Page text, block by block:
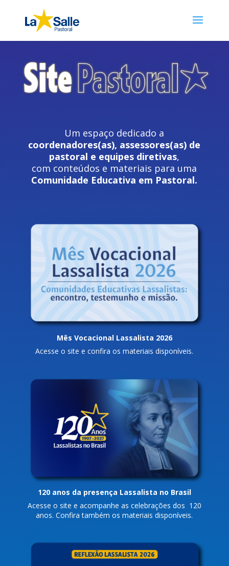
Um espaço dedicado a
coordenadores(as), assessores(as) de
pastoral e equipes diretivas,
com conteúdos e materiais para uma
Comunidade Educativa em Pastoral.
Mês Vocacional Lassalista 2026
Acesse o site e confira os materiais disponíveis.
120 anos da presença Lassalista no Brasil
Acesse o site e acompanhe as celebrações dos 120
anos. Confira também os materiais disponíveis.